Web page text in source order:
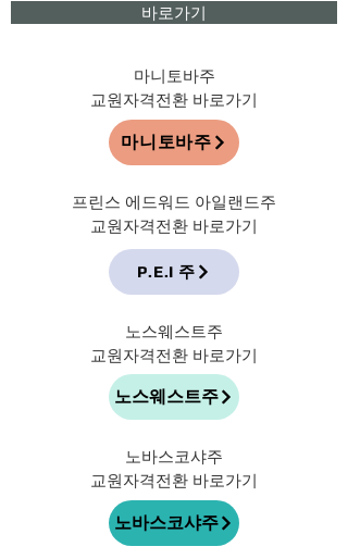
바로가기
마니토바주
​교원자격전환 바로가기
마니토바주
​프린스 에드워드 아일랜드주
​교원자격전환 바로가기
P.E.I 주
​노스웨스트주
​교원자격전환 바로가기
노스웨스트주
노바스코샤주
​교원자격전환 바로가기
노바스코샤주